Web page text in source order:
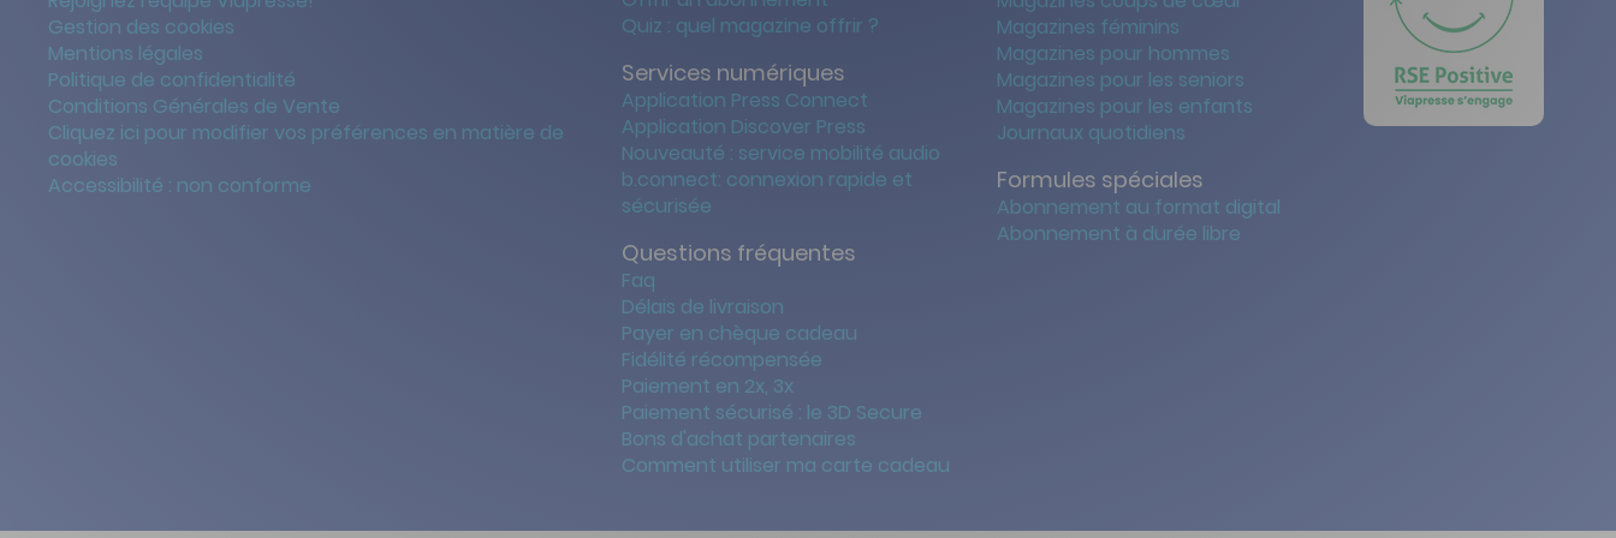
Gestion des cookies
Mentions légales
Politique de confidentialité
Conditions Générales de Vente
Cliquez ici pour modifier vos préférences en matière de
cookies
Accessibilité : non conforme
Quiz : quel magazine offrir ?
Services numériques
Application Press Connect
Application Discover Press
Nouveauté : service mobilité audio
b.connect: connexion rapide et
sécurisée
Questions fréquentes
Faq
Délais de livraison
Payer en chèque cadeau
Fidélité récompensée
Paiement en 2x, 3x
Paiement sécurisé : le 3D Secure
Bons d'achat partenaires
Comment utiliser ma carte cadeau
Magazines féminins
Magazines pour hommes
Magazines pour les seniors
Magazines pour les enfants
Journaux quotidiens
Formules spéciales
Abonnement au format digital
Abonnement à durée libre